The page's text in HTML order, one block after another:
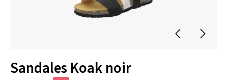
Sandales Koak noir